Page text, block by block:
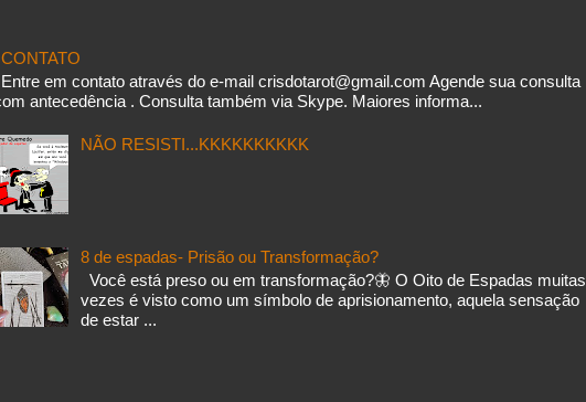
CONTATO
Entre em contato através do e-mail crisdotarot@gmail.com Agende sua consulta
antecedência . Consulta também via Skype. Maiores informa...
NÃO RESISTI...KKKKKKKKKK
8 de espadas- Prisão ou Transformação?
Você está preso ou em transformação?🦋 O Oito de Espadas muitas
vezes é visto como um símbolo de aprisionamento, aquela sensação
de estar ...